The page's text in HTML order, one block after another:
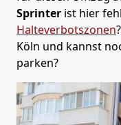
Sprinter ist hier
Halteverbotszonen
Köln und kannst
parken?